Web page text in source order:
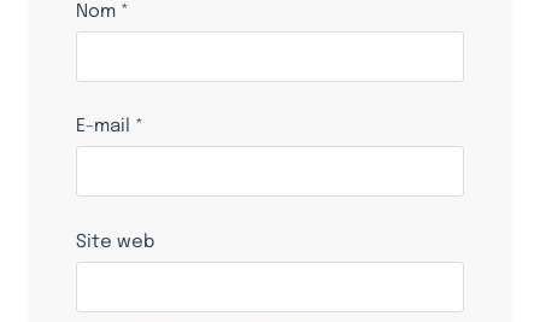
Nom *
E-mail *
Site web